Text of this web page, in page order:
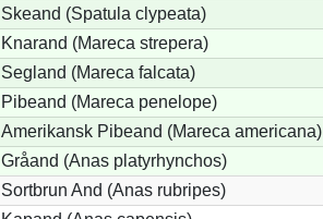
Skeand (Spatula clypeata)
Knarand (Mareca strepera)
Segland (Mareca falcata)
Pibeand (Mareca penelope)
Amerikansk Pibeand (Mareca americana)
Gråand (Anas platyrhynchos)
Sortbrun And (Anas rubripes)